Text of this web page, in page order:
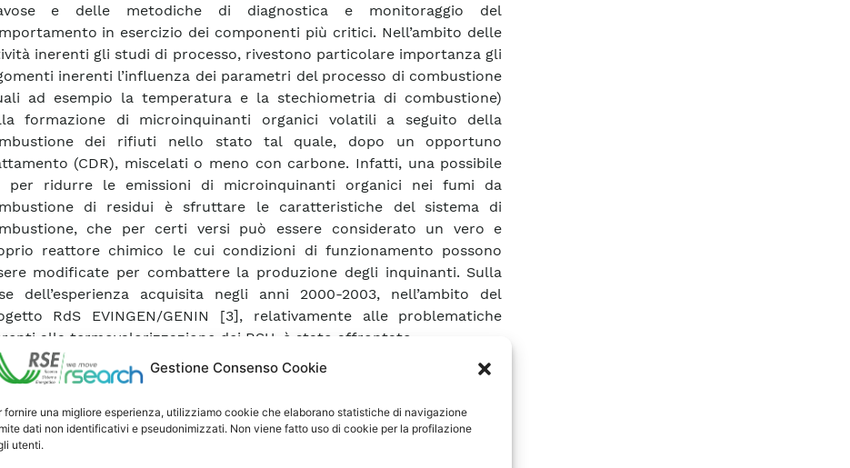
Gestione Consenso Cookie
fornire una migliore esperienza, utilizziamo cookie che elaborano statistiche di navigazione
dati non identificativi e pseudonimizzati. Non viene fatto uso di cookie per la profilazione
utenti.
e delle metodiche di diagnostica e monitoraggio del
in esercizio dei componenti più critici. Nell’ambito delle
inerenti gli studi di processo, rivestono particolare importanza gli
inerenti l’influenza dei parametri del processo di combustione
ad esempio la temperatura e la stechiometria di combustione)
formazione di microinquinanti organici volatili a seguito della
dei rifiuti nello stato tal quale, dopo un opportuno
(CDR), miscelati o meno con carbone. Infatti, una possibile
per ridurre le emissioni di microinquinanti organici nei fumi da
di residui è sfruttare le caratteristiche del sistema di
che per certi versi può essere considerato un vero e
reattore chimico le cui condizioni di funzionamento possono
modificate per combattere la produzione degli inquinanti. Sulla
dell’esperienza acquisita negli anni 2000-2003, nell’ambito del
RdS EVINGEN/GENIN [3], relativamente alle problematiche
alla termovalorizzazione dei RSU, è stato affrontato
uno studio inerente alla formazione degli idrocarburi
aromatici (PAH) al fine di definire una strategia di modifica e di
Particolare importanza è data allo studio del
di pirolisi, che costituisce il primo stadio della combustione e